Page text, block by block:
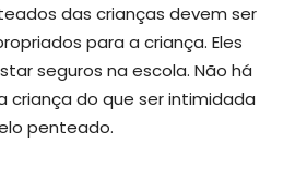
das crianças devem ser
para a criança. Eles
seguros na escola. Não há
criança do que ser intimidada
penteado.